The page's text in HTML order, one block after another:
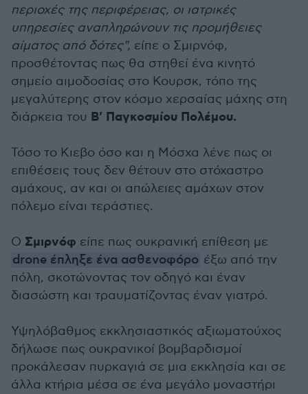
περιοχές της περιφέρειας, οι ιατρικές
υπηρεσίες αναπληρώνουν τις προμήθειες
αίματος από δότες", είπε ο Σμιρνόφ,
προσθέτοντας πως θα στηθεί ένα κινητό
σημείο αιμοδοσίας στο Κουρσκ, τόπο της
μεγαλύτερης στον κόσμο χερσαίας μάχης στη
διάρκεια του Β' Παγκοσμίου Πολέμου.
Τόσο το Κιεβο όσο και η Μόσχα λένε πως οι
επιθέσεις τους δεν θέτουν στο στόχαστρο
αμάχους, αν και οι απώλειες αμάχων στον
πόλεμο είναι τεράστιες.
Ο Σμιρνόφ είπε πως ουκρανική επίθεση με
drone έπληξε ένα ασθενοφόρο έξω από την
πόλη, σκοτώνοντας τον οδηγό και έναν
διασώστη και τραυματίζοντας έναν γιατρό.
Υψηλόβαθμος εκκλησιαστικός αξιωματούχος
δήλωσε πως ουκρανικοί βομβαρδισμοί
προκάλεσαν πυρκαγιά σε μια εκκλησία και σε
άλλα κτήρια μέσα σε ένα μεγάλο μοναστήρι